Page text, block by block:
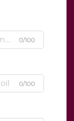
0/100
0/100